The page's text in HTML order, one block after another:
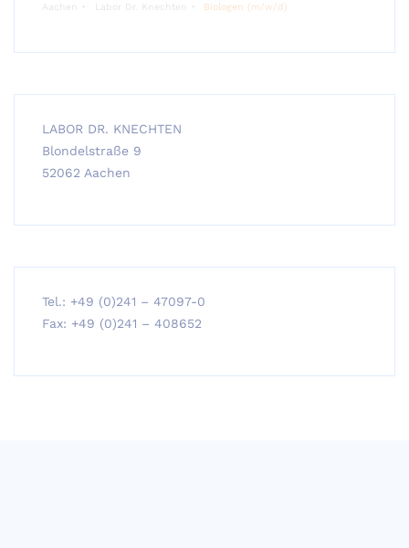
Aachen Labor Dr. Knechten Biologen (m/w/d)
LABOR DR. KNECHTEN
Blondelstraße 9
52062 Aachen
Tel.: +49 (0)241 – 47097-0
Fax: +49 (0)241 – 408652